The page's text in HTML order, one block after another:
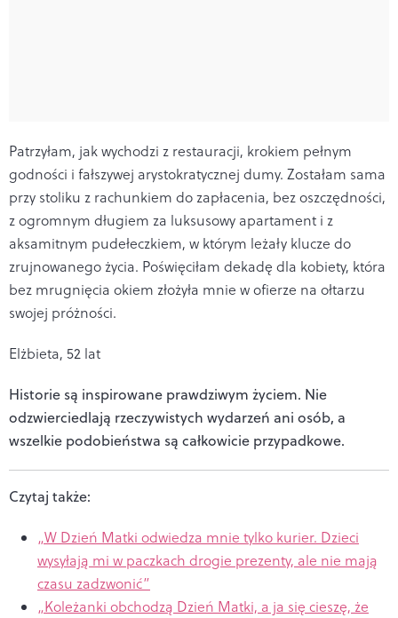
Patrzyłam, jak wychodzi z restauracji, krokiem pełnym
godności i fałszywej arystokratycznej dumy. Zostałam sama
przy stoliku z rachunkiem do zapłacenia, bez oszczędności,
z ogromnym długiem za luksusowy apartament i z
aksamitnym pudełeczkiem, w którym leżały klucze do
zrujnowanego życia. Poświęciłam dekadę dla kobiety, która
bez mrugnięcia okiem złożyła mnie w ofierze na ołtarzu
swojej próżności.
Elżbieta, 52 lat
Historie są inspirowane prawdziwym życiem. Nie
odzwierciedlają rzeczywistych wydarzeń ani osób, a
wszelkie podobieństwa są całkowicie przypadkowe.
Czytaj także:
„W Dzień Matki odwiedza mnie tylko kurier. Dzieci
wysyłają mi w paczkach drogie prezenty, ale nie mają
czasu zadzwonić”
„Koleżanki obchodzą Dzień Matki, a ja się cieszę, że